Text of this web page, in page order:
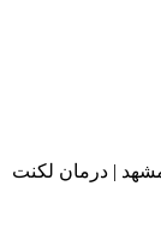
درمان لکنت